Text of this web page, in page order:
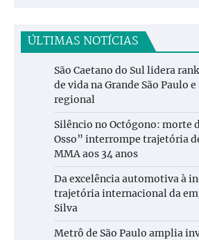
ÚLTIMAS NOTÍCIAS
São Caetano do Sul lidera
de vida na Grande São Paulo
regional
Silêncio no Octógono: morte
Osso” interrompe trajetória
MMA aos 34 anos
Da excelência automotiva à
trajetória internacional da
Silva
Metrô de São Paulo amplia